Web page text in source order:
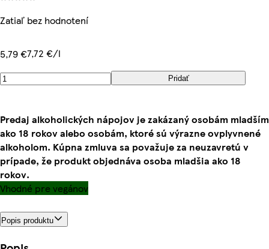
Zatiaľ bez hodnotení
5,79 €7,72 €/l
Pridať
Predaj alkoholických nápojov je zakázaný osobám mladším
ako 18 rokov alebo osobám, ktoré sú výrazne ovplyvnené
alkoholom. Kúpna zmluva sa považuje za neuzavretú v
prípade, že produkt objednáva osoba mladšia ako 18
rokov.
Vhodné pre vegánov
Popis produktu